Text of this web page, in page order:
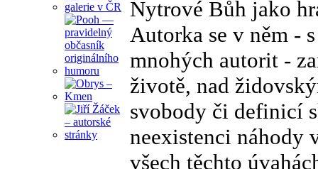
Nytrové Bůh jako
Autorka se v něm -
mnohých autorit -
životě, nad
svobody či definicí
neexistenci náhody
všech těchto